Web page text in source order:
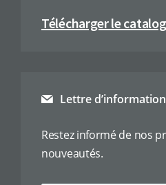
Télécharger le
Lettre
Restez informé de nos
nouveautés.